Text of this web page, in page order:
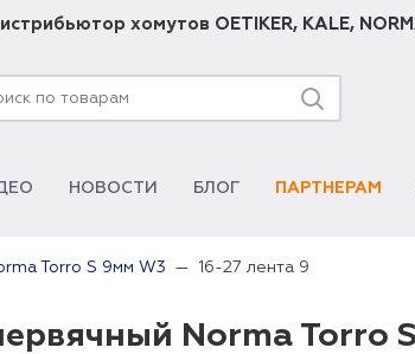
хомутов OETIKER, KALE,
НОВОСТИ БЛОГ ПАРТНЕРАМ
Torro S 9мм W3 16-27 лента 9
Norma Torro